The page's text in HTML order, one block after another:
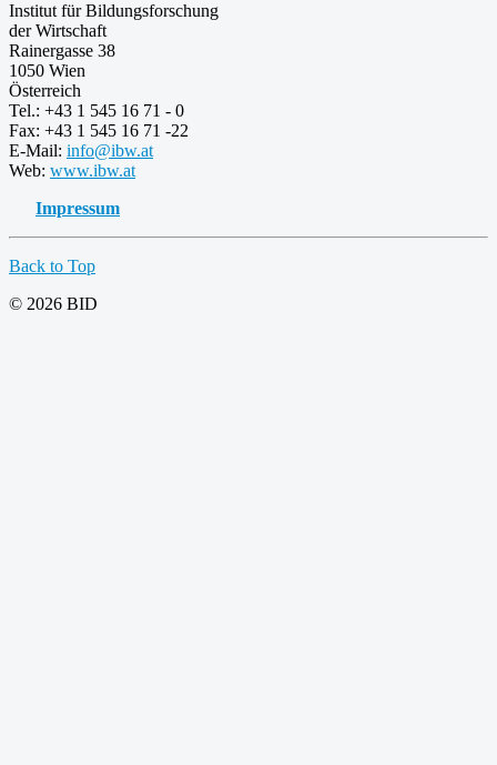
Institut für Bildungsforschung
der Wirtschaft
Rainergasse 38
1050 Wien
Österreich
Tel.: +43 1 545 16 71 - 0
Fax: +43 1 545 16 71 -22
E-Mail: info@ibw.at
Web: www.ibw.at
Impressum
Back to Top
© 2026 BID